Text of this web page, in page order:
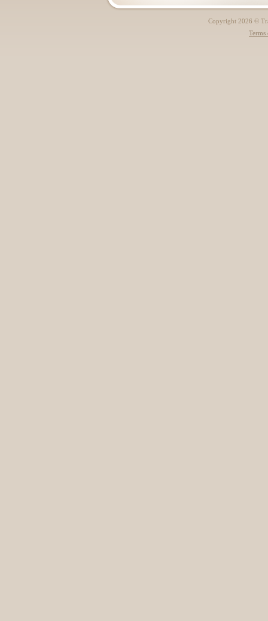
Copyright 2026 ©
Terms